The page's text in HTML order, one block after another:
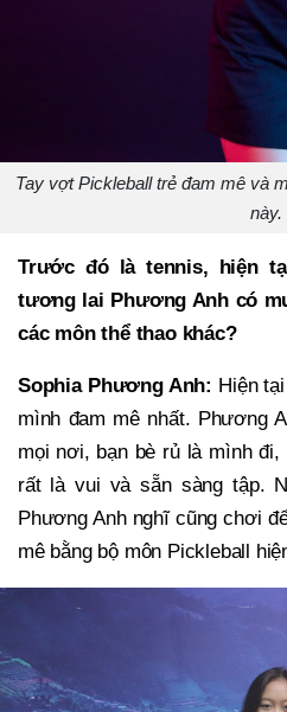
Tay vợt Pickleball trẻ đam mê và
này.
Trước đó là tennis, hiện
tương lai Phương Anh có
các môn thể thao khác?
Sophia Phương Anh: Hiện
mình đam mê nhất. Phương
mọi nơi, bạn bè rủ là mình
rất là vui và sẵn sàng tập.
Phương Anh nghĩ cũng chơi
mê bằng bộ môn Pickleball